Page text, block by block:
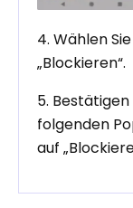
4. Wählen
„Blockieren“.
5.
folgenden
auf